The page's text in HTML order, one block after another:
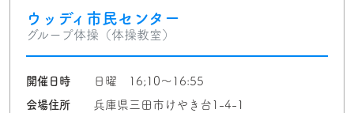
ウッディ市民センター
グループ体操（体操教室）
開催日時
日曜 16;10〜16:55
会場住所
兵庫県三田市けやき台1-4-1